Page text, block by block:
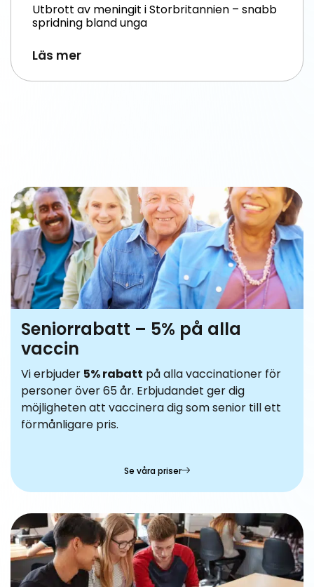
Utbrott av meningit i Storbritannien – snabb
spridning bland unga
Läs mer
Seniorrabatt – 5% på alla
vaccin
Vi erbjuder 5% rabatt på alla vaccinationer för
personer över 65 år. Erbjudandet ger dig
möjligheten att vaccinera dig som senior till ett
förmånligare pris.
Se våra priser